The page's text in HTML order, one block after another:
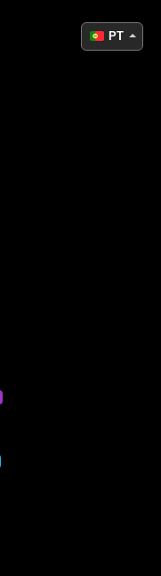
PT